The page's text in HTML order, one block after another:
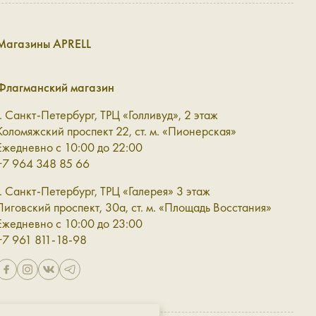
в себе разное: форму, фактуру, эстетику и красоту.
сумок и рюкзаков. Среди наших моделей:
движения. Например, как модель W5105 — сочетание
в неё должно помещаться всё необходимое.
рабочие атрибуты: ноутбук, записные книжки, ручку,
всё и даже больше, чем вы ожидали.
и глянцевая 0307 в базовых и ярких оттенках —
за него, работы и просто повседневного
APRELL
магазин
Санкт-Петербург, ТРЦ «Голливуд», 2 этаж
проспект 22, ст. м. «Пионерская»
с 10:00 до 22:00
964 348 85 66
Санкт-Петербург, ТРЦ «Галерея» 3 этаж
проспект, 30а, ст. м. «Площадь Восстания»
с 10:00 до 23:00
961 811-18-98